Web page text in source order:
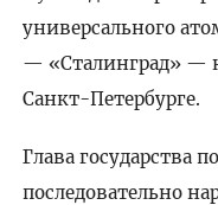
универсального
— «Сталинград» —
Санкт-Петербурге.
Глава государства
последовательно